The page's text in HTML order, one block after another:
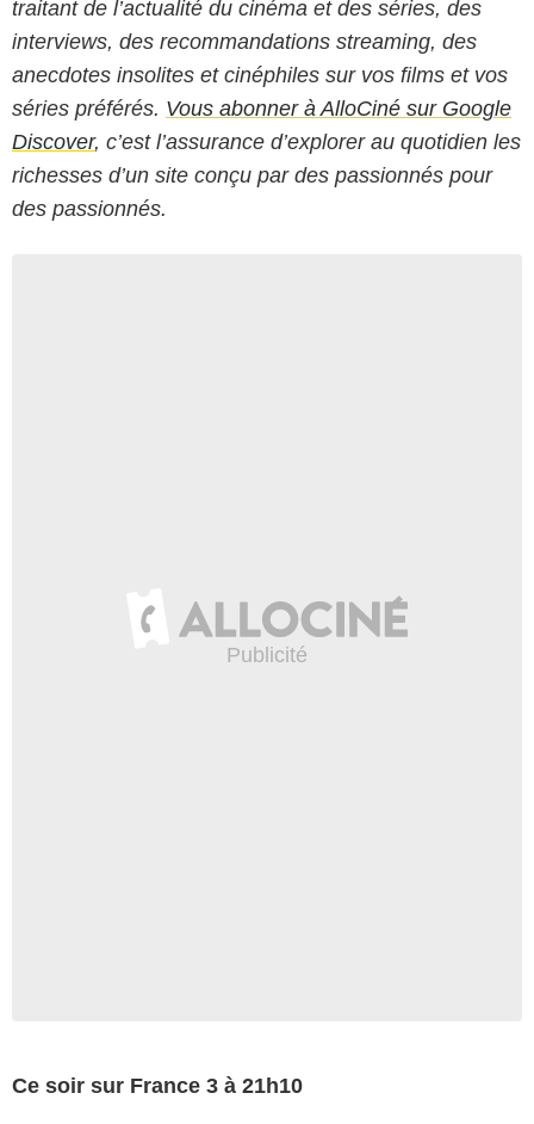
traitant de l’actualité du cinéma et des séries, des
interviews, des recommandations streaming, des
anecdotes insolites et cinéphiles sur vos films et vos
séries préférés. Vous abonner à AlloCiné sur Google
Discover, c’est l’assurance d’explorer au quotidien les
richesses d’un site conçu par des passionnés pour
des passionnés.
Ce soir sur France 3 à 21h10